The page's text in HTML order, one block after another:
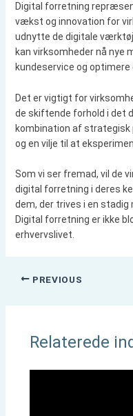
Digital forretning
vækst og innovation for
udnytte de digitale
kan virksomheder nå nye
kundeservice og
Det er vigtigt for
de skiftende forhold i det
kombination af strategisk
og en vilje til at
Som vi ser fremad, vil de
digital forretning i deres
dem, der trives i en
Digital forretning er ikke
erhvervslivet.
PREVIOUS
Relaterede